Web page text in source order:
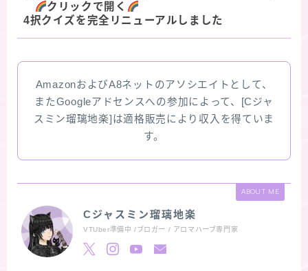
クリックで開く
4択クイズを完全リニューアルしました
AmazonおよびA8ネットのアソシエイトとして、
またGoogleアドセンスへの参加によって、[Cジャ
スミン瑠璃地楽]は適格販売により収入を得ていま
す。
ABOUT ME
Cジャスミン瑠璃地楽
VTUber準備中 /ブロガー / アロマハーブ専門家